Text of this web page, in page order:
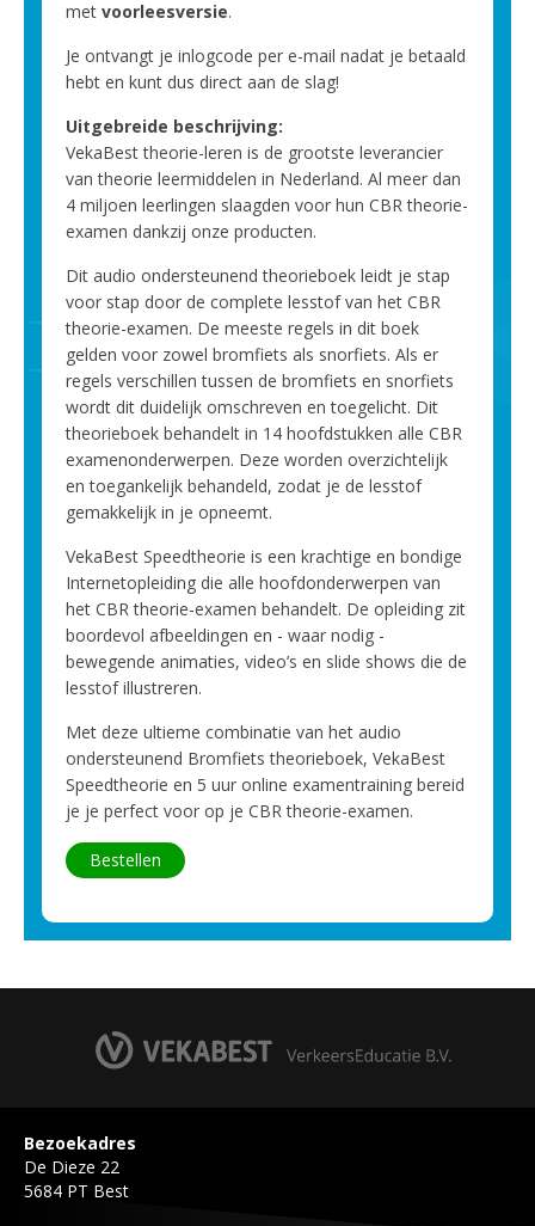
met voorleesversie.
Je ontvangt je inlogcode per e-mail nadat je betaald
hebt en kunt dus direct aan de slag!
Uitgebreide beschrijving:
VekaBest theorie-leren is de grootste leverancier
van theorie leermiddelen in Nederland. Al meer dan
4 miljoen leerlingen slaagden voor hun CBR theorie-
examen dankzij onze producten.
Dit audio ondersteunend theorieboek leidt je stap
voor stap door de complete lesstof van het CBR
theorie-examen. De meeste regels in dit boek
gelden voor zowel bromfiets als snorfiets. Als er
regels verschillen tussen de bromfiets en snorfiets
wordt dit duidelijk omschreven en toegelicht. Dit
theorieboek behandelt in 14 hoofdstukken alle CBR
examenonderwerpen. Deze worden overzichtelijk
en toegankelijk behandeld, zodat je de lesstof
gemakkelijk in je opneemt.
VekaBest Speedtheorie is een krachtige en bondige
Internetopleiding die alle hoofdonderwerpen van
het CBR theorie-examen behandelt. De opleiding zit
boordevol afbeeldingen en - waar nodig -
bewegende animaties, video’s en slide shows die de
lesstof illustreren.
Met deze ultieme combinatie van het audio
ondersteunend Bromfiets theorieboek, VekaBest
Speedtheorie en 5 uur online examentraining bereid
je je perfect voor op je CBR theorie-examen.
Bestellen
Bezoekadres
De Dieze 22
5684 PT Best